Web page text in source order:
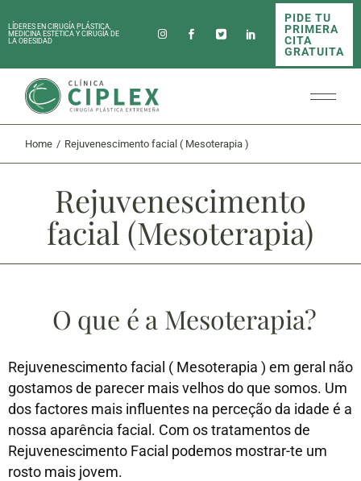
LÍDERES EN CIRUGÍA PLÁSTICA,
MEDICINA ESTÉTICA Y CIRUGÍA DE
LA OBESIDAD
PIDE TU
PRIMERA
CITA
GRATUITA
Home Rejuvenescimento facial ( Mesoterapia )
Rejuvenescimento
facial (Mesoterapia)
O que é a Mesoterapia?
Rejuvenescimento facial ( Mesoterapia ) em geral não
gostamos de parecer mais velhos do que somos. Um
dos factores mais influentes na perceção da idade é a
nossa aparência facial. Com os tratamentos de
Rejuvenescimento Facial podemos mostrar-te um
rosto mais jovem.